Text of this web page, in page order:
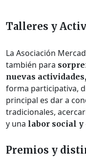
Talleres y
La Asociación
también para
nuevas
forma participativa,
principal es dar a
tradicionales,
y una labor social
Premios y